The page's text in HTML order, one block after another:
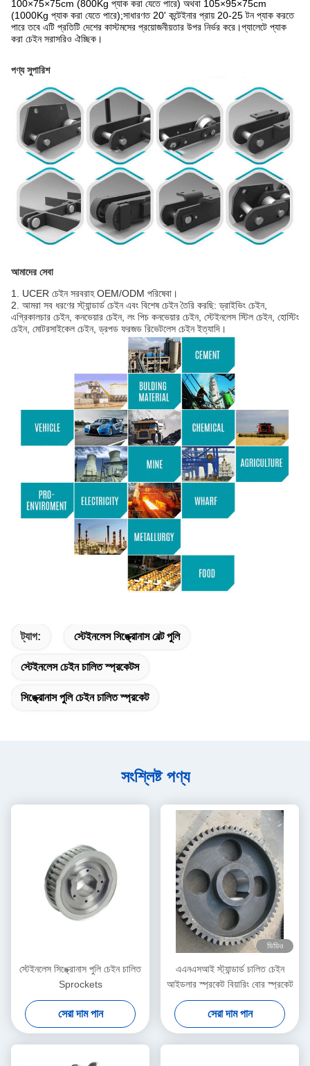
100×75×75cm (800Kg প্যাক করা যেতে পারে) অথবা 105×95×75cm
(1000Kg প্যাক করা যেতে পারে);সাধারণত 20' কন্টেইনার প্রায় 20-25 টন প্যাক করতে
পারে তবে এটি প্রতিটি দেশের কাস্টমসের প্রয়োজনীয়তার উপর নির্ভর করে।প্যালেটে প্যাক
করা চেইন সরাসরিও ঐচ্ছিক।
পণ্য সুপারিশ
আমাদের সেবা
1. UCER চেইন সরবরাহ OEM/ODM পরিষেবা।
2. আমরা সব ধরণের স্ট্যান্ডার্ড চেইন এবং বিশেষ চেইন তৈরি করছি: ড্রাইভিং চেইন,
এগ্রিকালচার চেইন, কনভেয়ার চেইন, লং পিচ কনভেয়ার চেইন, স্টেইনলেস স্টিল চেইন, হোস্টিং
চেইন, মোটরসাইকেল চেইন, ড্রপড ফরজড রিভেটলেস চেইন ইত্যাদি।
ট্যাগ: স্টেইনলেস সিঙ্ক্রোনাস বেল্ট পুলি
স্টেইনলেস চেইন চালিত স্প্রকেটস
সিঙ্ক্রোনাস পুলি চেইন চালিত স্প্রকেট
সংশ্লিষ্ট পণ্য
স্টেইনলেস সিঙ্ক্রোনাস পুলি চেইন চালিত
Sprockets
সেরা দাম পান
ভিডিও
এএনএসআই স্ট্যান্ডার্ড চালিত চেইন
আইডলার স্প্রকেট বিয়ারিং বোর স্প্রকেট
সেরা দাম পান